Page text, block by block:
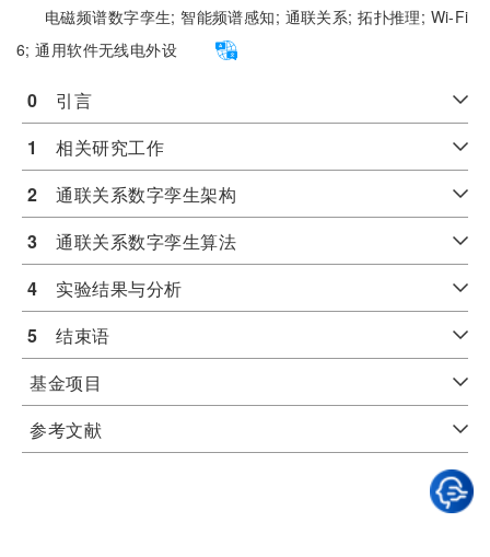
电磁频谱数字孪生; 智能频谱感知; 通联关系;拓扑推理; Wi-Fi
6;通用软件无线电外设
0 引言
1
相关研究工作
2 通联关系数字孪生架构
3 通联关系数字孪生算法
4 实验结果与分析
5 结束语
基金项目
参考文献